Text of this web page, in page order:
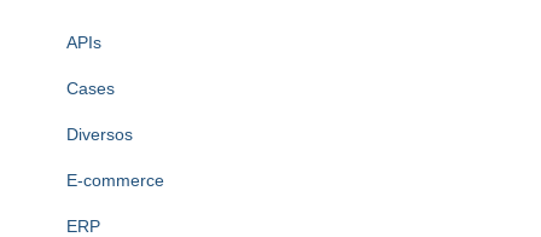
APIs
Cases
Diversos
E-commerce
ERP